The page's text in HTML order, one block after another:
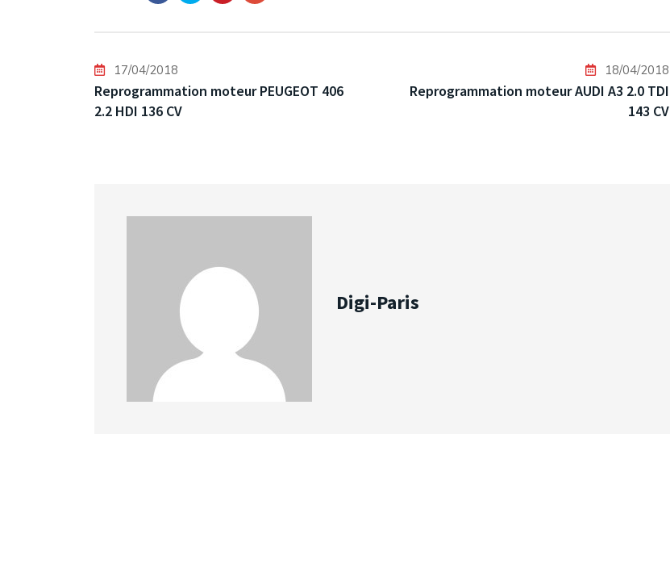
17/04/2018
Reprogrammation moteur PEUGEOT 406
2.2 HDI 136 CV
18/04/2018
Reprogrammation moteur AUDI A3 2.0 TDI
143 CV
Digi-Paris